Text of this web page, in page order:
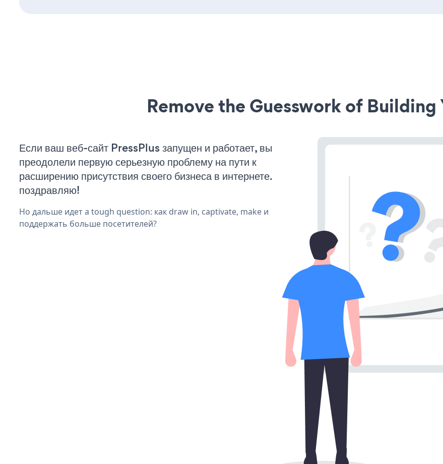
Remove the Guesswork of Building
Если ваш веб-сайт PressPlus запущен и работает, вы
преодолели первую серьезную проблему на пути к
расширению присутствия своего бизнеса в интернете.
поздравляю!
Но дальше идет a tough question: как draw in, captivate, make и
поддержать больше посетителей?